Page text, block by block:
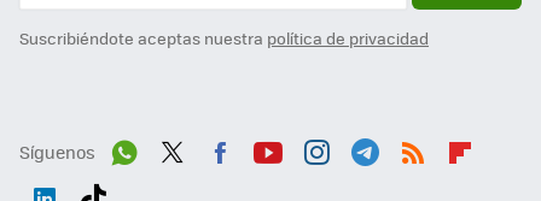
Suscribiéndote aceptas nuestra política de privacidad
Síguenos